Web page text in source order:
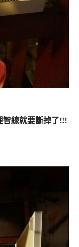
智線就要斷掉了!!!